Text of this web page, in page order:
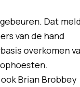
Dat
van de hand
overkomen
Brian Brobbey